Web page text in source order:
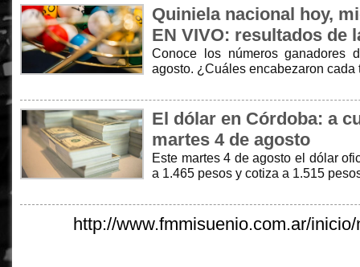
Quiniela nacional hoy,
EN VIVO: resultados de
Conoce los números ganadores
agosto. ¿Cuáles encabezaron cada
El dólar en Córdoba: a
martes 4 de agosto
Este martes 4 de agosto el dólar
a 1.465 pesos y cotiza a 1.515
http://www.fmmisuenio.com.ar/